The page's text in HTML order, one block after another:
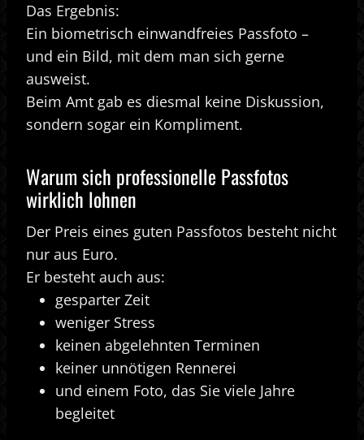
Das Ergebnis:
Ein biometrisch einwandfreies Passfoto –
und ein Bild, mit dem man sich gerne
ausweist.
Beim Amt gab es diesmal keine Diskussion,
sondern sogar ein Kompliment.
Warum sich professionelle Passfotos
wirklich lohnen
Der Preis eines guten Passfotos besteht nicht
nur aus Euro.
Er besteht auch aus:
gesparter Zeit
weniger Stress
keinen abgelehnten Terminen
keiner unnötigen Rennerei
und einem Foto, das Sie viele Jahre
begleitet